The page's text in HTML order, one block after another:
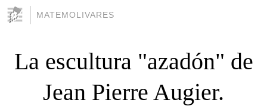
MATEMOLIVARES
La escultura "azadón" de
Jean Pierre Augier.